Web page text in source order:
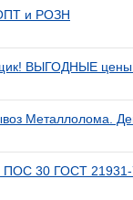
и РОЗН
ВЫГОДНЫЕ
Металлолома.
30 ГОСТ 21931-